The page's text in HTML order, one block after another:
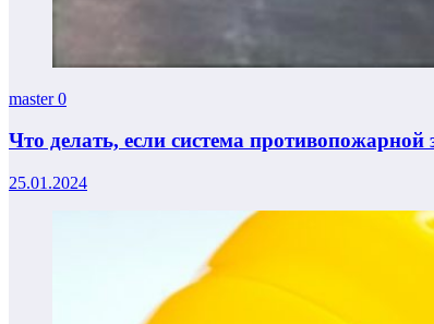
master0
Что делать, если система
25.01.2024